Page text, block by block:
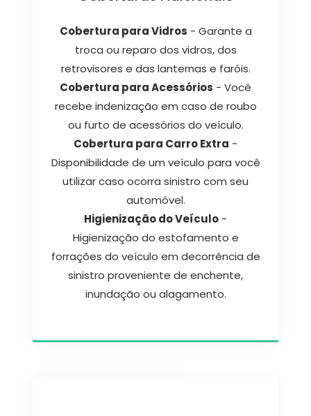
Cobertura para Vidros - Garante a
troca ou reparo dos vidros, dos
retrovisores e das lanternas e faróis.
Cobertura para Acessórios - Você
recebe indenização em caso de roubo
ou furto de acessórios do veículo.
Cobertura para Carro Extra -
Disponibilidade de um veículo para você
utilizar caso ocorra sinistro com seu
automóvel.
Higienização do Veículo -
Higienização do estofamento e
forrações do veículo em decorrência de
sinistro proveniente de enchente,
inundação ou alagamento.